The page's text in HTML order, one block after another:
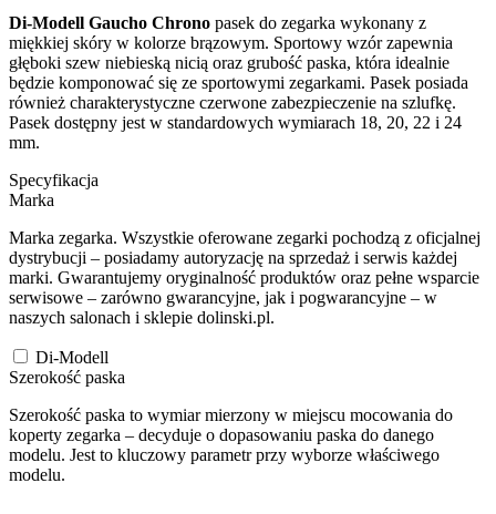
Di-Modell Gaucho Chrono pasek do zegarka wykonany z
miękkiej skóry w kolorze brązowym. Sportowy wzór zapewnia
głęboki szew niebieską nicią oraz grubość paska, która idealnie
będzie komponować się ze sportowymi zegarkami. Pasek posiada
również charakterystyczne czerwone zabezpieczenie na szlufkę.
Pasek dostępny jest w standardowych wymiarach 18, 20, 22 i 24
mm.
Specyfikacja
Marka
Marka zegarka. Wszystkie oferowane zegarki pochodzą z oficjalnej
dystrybucji – posiadamy autoryzację na sprzedaż i serwis każdej
marki. Gwarantujemy oryginalność produktów oraz pełne wsparcie
serwisowe – zarówno gwarancyjne, jak i pogwarancyjne – w
naszych salonach i sklepie dolinski.pl.
Di-Modell
Szerokość paska
Szerokość paska to wymiar mierzony w miejscu mocowania do
koperty zegarka – decyduje o dopasowaniu paska do danego
modelu. Jest to kluczowy parametr przy wyborze właściwego
modelu.